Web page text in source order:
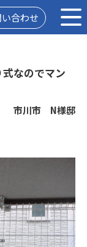
い合わせ
なのでマン
市川市 N様邸